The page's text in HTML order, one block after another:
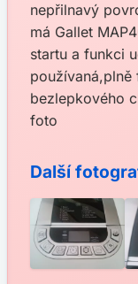
nepřilnavý
má Gallet
startu a funkci
používaná,plně
bezlepkového
foto
Další